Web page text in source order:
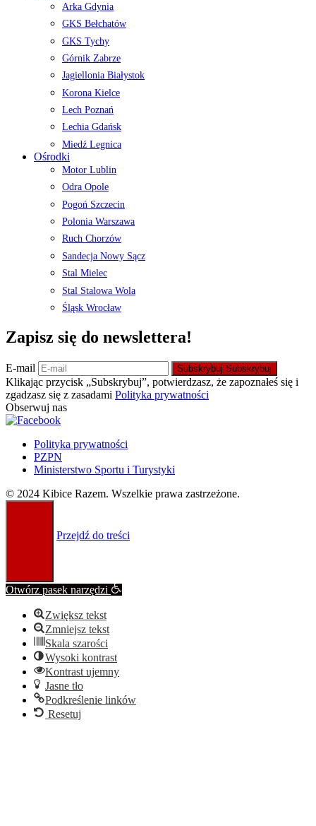
Arka Gdynia
GKS Bełchatów
GKS Tychy
Górnik Zabrze
Jagiellonia Białystok
Korona Kielce
Lech Poznań
Lechia Gdańsk
Miedź Legnica
Ośrodki
Motor Lublin
Odra Opole
Pogoń Szczecin
Polonia Warszawa
Ruch Chorzów
Sandecja Nowy Sącz
Stal Mielec
Stal Stalowa Wola
Śląsk Wrocław
Zapisz się do newslettera!
E-mail Subskrybuj Subskrybuj
Klikając przycisk „Subskrybuj”, potwierdzasz, że zapoznałeś się i
zgadzasz się z zasadami Polityka prywatności
Obserwuj nas
Polityka prywatności
PZPN
Ministerstwo Sportu i Turystyki
© 2024 Kibice Razem. Wszelkie prawa zastrzeżone.
Przejdź do treści
Otwórz pasek narzędzi
Zwiększ tekst
Zmniejsz tekst
Skala szarości
Wysoki kontrast
Kontrast ujemny
Jasne tło
Podkreślenie linków
Resetuj